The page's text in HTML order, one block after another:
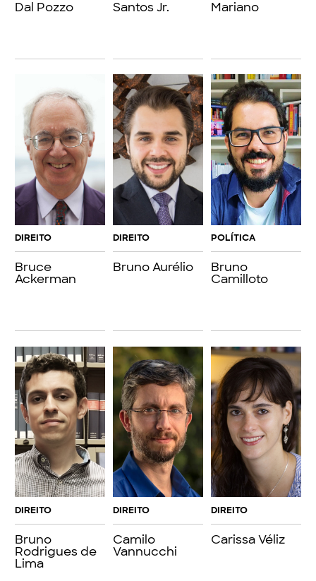
Dal Pozzo Santos Jr. Mariano
DIREITO
Bruce
Ackerman
DIREITO
Bruno Aurélio
POLÍTICA
Bruno
Camilloto
DIREITO
Bruno
Rodrigues de
Lima
DIREITO
Camilo
Vannucchi
DIREITO
Carissa Véliz